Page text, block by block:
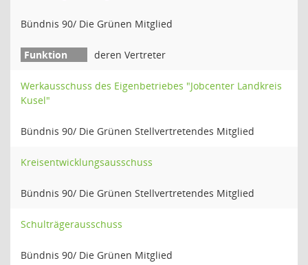
Bündnis 90/ Die Grünen Mitglied
deren Vertreter
Werkausschuss des Eigenbetriebes "Jobcenter Landkreis
Kusel"
Bündnis 90/ Die Grünen Stellvertretendes Mitglied
Kreisentwicklungsausschuss
Bündnis 90/ Die Grünen Stellvertretendes Mitglied
Schulträgerausschuss
Bündnis 90/ Die Grünen Mitglied